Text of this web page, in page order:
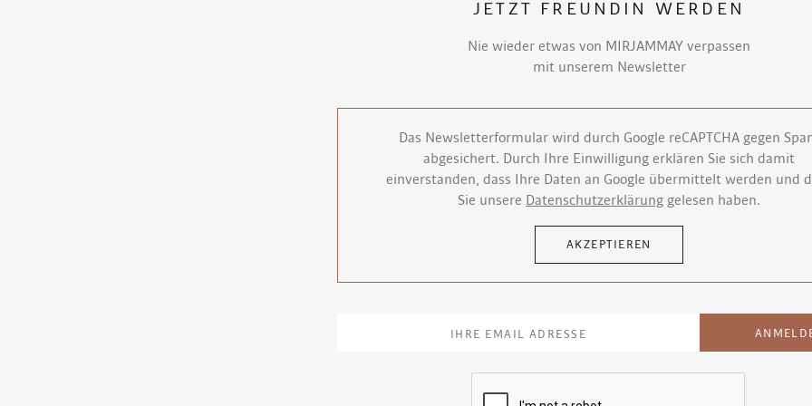
JETZT FREUNDIN WERDEN
Nie wieder etwas von MIRJAMMAY verpassen
mit unserem Newsletter
Das Newsletterformular wird durch Google reCAPTCHA gegen
abgesichert. Durch Ihre Einwilligung erklären Sie sich damit
einverstanden, dass Ihre Daten an Google übermittelt werden und
Sie unsere Datenschutzerklärunggelesen haben.
AKZEPTIEREN